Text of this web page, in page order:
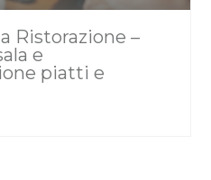
Ristorazione –
e
piatti e